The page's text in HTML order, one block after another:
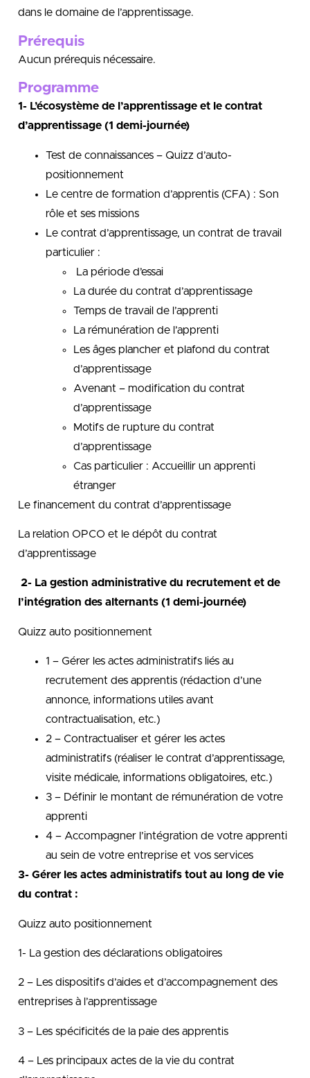
dans le domaine de l’apprentissage.
Prérequis
Aucun prérequis nécessaire.
Programme
1- L’écosystème de l’apprentissage et le contrat
d’apprentissage (1 demi-journée)
Test de connaissances – Quizz d’auto-
positionnement
Le centre de formation d’apprentis (CFA) : Son
rôle et ses missions
Le contrat d’apprentissage, un contrat de travail
particulier :
La période d’essai
La durée du contrat d’apprentissage
Temps de travail de l’apprenti
La rémunération de l’apprenti
Les âges plancher et plafond du contrat
d’apprentissage
Avenant – modification du contrat
d’apprentissage
Motifs de rupture du contrat
d’apprentissage
Cas particulier : Accueillir un apprenti
étranger
Le financement du contrat d’apprentissage
La relation OPCO et le dépôt du contrat
d’apprentissage
2- La gestion administrative du recrutement et de
l’intégration des alternants (1 demi-journée)
Quizz auto positionnement
1 – Gérer les actes administratifs liés au
recrutement des apprentis (rédaction d’une
annonce, informations utiles avant
contractualisation, etc.)
2 – Contractualiser et gérer les actes
administratifs (réaliser le contrat d’apprentissage,
visite médicale, informations obligatoires, etc.)
3 – Définir le montant de rémunération de votre
apprenti
4 – Accompagner l’intégration de votre apprenti
au sein de votre entreprise et vos services
3- Gérer les actes administratifs tout au long de vie
du contrat :
Quizz auto positionnement
1- La gestion des déclarations obligatoires
2 – Les dispositifs d’aides et d’accompagnement des
entreprises à l’apprentissage
3 – Les spécificités de la paie des apprentis
4 – Les principaux actes de la vie du contrat